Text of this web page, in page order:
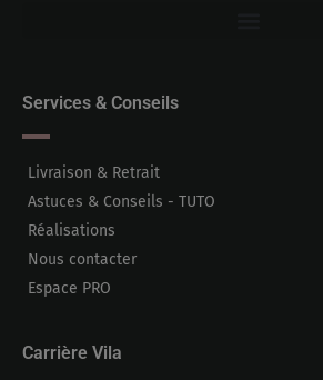
Services & Conseils
Livraison & Retrait
Astuces & Conseils - TUTO
Réalisations
Nous contacter
Espace PRO
Carrière Vila